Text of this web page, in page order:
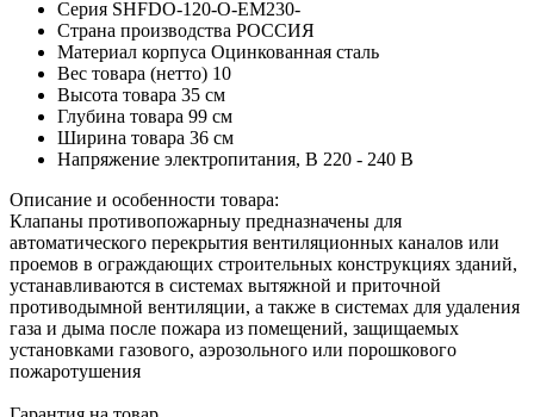
Серия SHFDO-120-O-EM230-
Страна производства РОССИЯ
Материал корпуса Оцинкованная сталь
Вес товара (нетто) 10
Высота товара 35 см
Глубина товара 99 см
Ширина товара 36 см
Напряжение электропитания, В 220 - 240 В
Описание и особенности товара:
Клапаны противопожарныу предназначены для
автоматического перекрытия вентиляционных каналов или
проемов в ограждающих строительных конструкциях зданий,
устанавливаются в системах вытяжной и приточной
противодымной вентиляции, а также в системах для удаления
газа и дыма после пожара из помещений, защищаемых
установками газового, аэрозольного или порошкового
пожаротушения